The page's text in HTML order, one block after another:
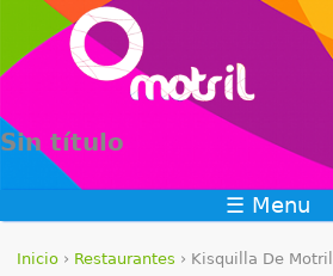
Jump to navigation
Sin título
☰ Menu
Inicio › Restaurantes › Kisquilla De Motril